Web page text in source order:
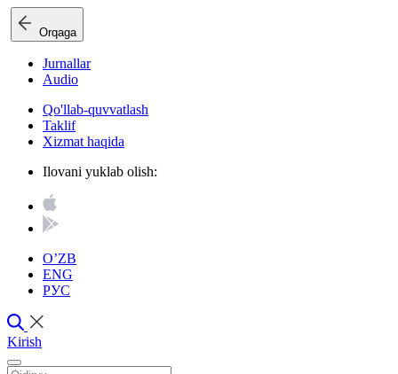
Orqaga
Jurnallar
Audio
Qo'llab-quvvatlash
Taklif
Xizmat haqida
Ilovani yuklab olish:
O’ZB
ENG
РУС
Kirish